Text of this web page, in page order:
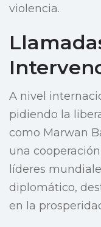
violencia.
A nivel
pidiendo la
como Marwan
una
líderes
diplomático,
en la